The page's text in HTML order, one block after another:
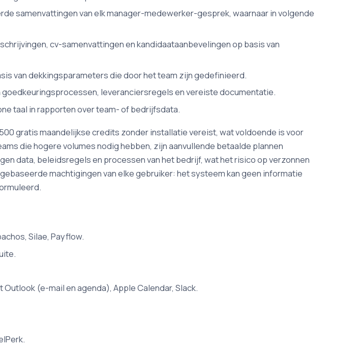
samenvattingen van elk manager-medewerker-gesprek, waarnaar in volgende
cv-samenvattingen en kandidaataanbevelingen op basis van
van dekkingsparameters die door het team zijn gedefinieerd.
leveranciersregels en vereiste documentatie.
taal in rapporten over team- of bedrijfsdata.
gratis maandelijkse credits zonder installatie vereist, wat voldoende is voor
die hogere volumes nodig hebben, zijn aanvullende betaalde plannen
data, beleidsregels en processen van het bedrijf, wat het risico op verzonnen
machtigingen van elke gebruiker: het systeem kan geen informatie
Silae, Payflow.
(e-mail en agenda), Apple Calendar, Slack.